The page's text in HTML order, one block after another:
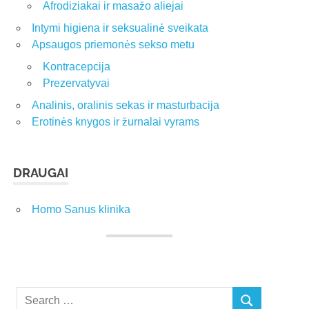
Afrodiziakai ir masažo aliejai
Intymi higiena ir seksualinė sveikata
Apsaugos priemonės sekso metu
Kontracepcija
Prezervatyvai
Analinis, oralinis sekas ir masturbacija
Erotinės knygos ir žurnalai vyrams
DRAUGAI
Homo Sanus klinika
Search
SEARCH